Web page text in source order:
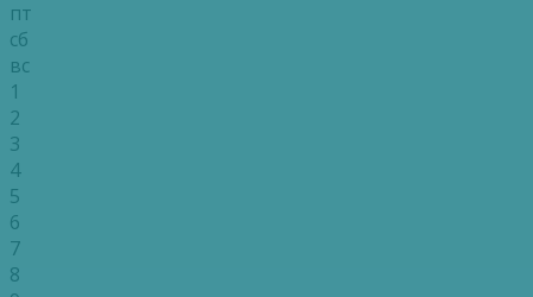
пт
сб
вс
1
2
3
4
5
6
7
8